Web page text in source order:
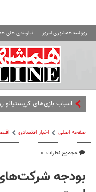
روزنامه همشهری امروز نیازمندی های
اسباب‌ بازی‌های کریستیانو
صفحه اصلی اخبار اقتصادی
مجموع نظرات: ۰